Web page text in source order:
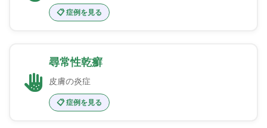
📋 症例を見る
尋常性乾癬
皮膚の炎症
📋 症例を見る